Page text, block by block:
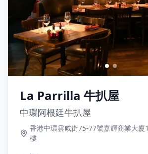
La Parrilla 牛扒屋
中環阿根廷牛扒屋
香港中環雲咸街75-77號嘉輝商業大廈1
樓